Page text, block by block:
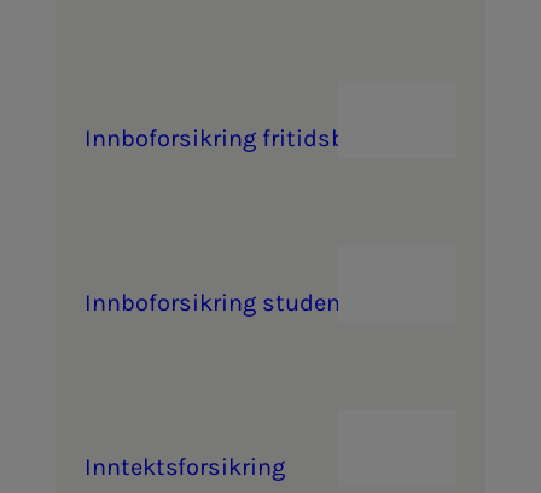
Inn­­­bo­­­for­­­sik­ring fri­­­tids­­­bo­­­lig
Inn­­­bo­­­for­­­sik­ring stu­­­dent
Inn­­­­­tekts­­­for­­­sik­ring